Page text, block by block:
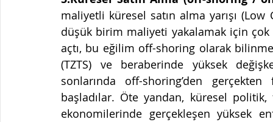
maliyetli küresel satın alma yarışı
düşük birim maliyeti yakalamak için
açtı, bu eğilim off-shoring olarak
(TZTS) ve beraberinde yüksek
sonlarında off-shoring’den gerçekten
başladılar. Öte yandan, küresel
ekonomilerinde gerçekleşen yüksek